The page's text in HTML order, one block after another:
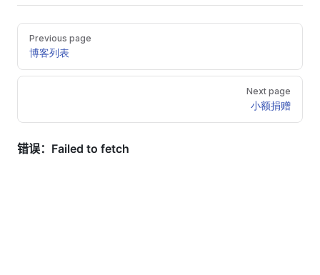
Pager
Previous page
博客列表
Next page
小额捐赠